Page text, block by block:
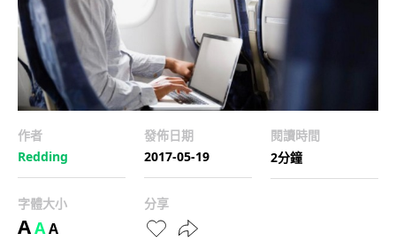
作者
Redding
發佈日期
2017-05-19
閱讀時間
2分鐘
字體大小
AAA
分享